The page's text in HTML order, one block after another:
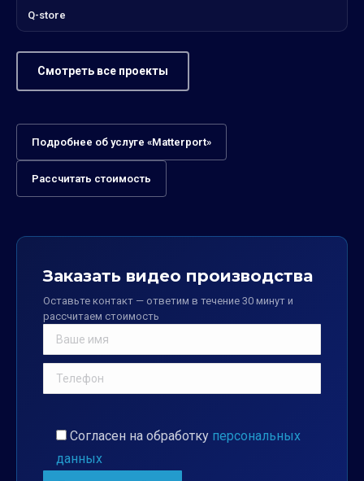
Q-store
Смотреть все проекты
Подробнее об услуге «Matterport»
Рассчитать стоимость
Заказать видео производства
Оставьте контакт — ответим в течение 30 минут и
рассчитаем стоимость
Согласен на обработку персональных
данных